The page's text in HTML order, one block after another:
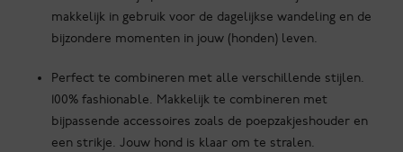
makkelijk in gebruik voor de dagelijkse wandeling en de
bijzondere momenten in jouw (honden) leven.
Perfect te combineren met alle verschillende stijlen.
100% fashionable. Makkelijk te combineren met
bijpassende accessoires zoals de poepzakjeshouder en
een strikje. Jouw hond is klaar om te stralen.